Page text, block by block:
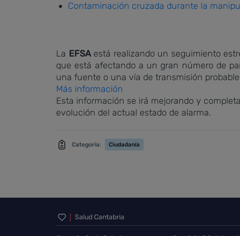
Contaminación cruzada durante la
La EFSAestá realizando un seguimiento
que está afectando a un gran número de
una fuente o una vía de transmisión
Más información
Esta información se irá mejorando y
evolución del actual estado de alarma.
Categoría: Ciudadanía
Inicio del pie de página
Salud Cantabria